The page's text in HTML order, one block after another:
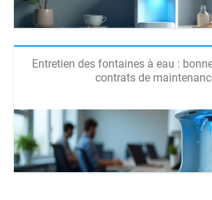
Entretien des fontaines à eau :
contrats de